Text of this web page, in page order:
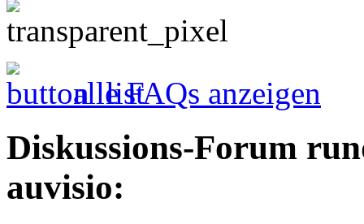
alle FAQs anzeigen
Diskussions-Forum
auvisio: